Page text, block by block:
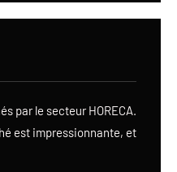
par le secteur HORECA.
est impressionnante, et